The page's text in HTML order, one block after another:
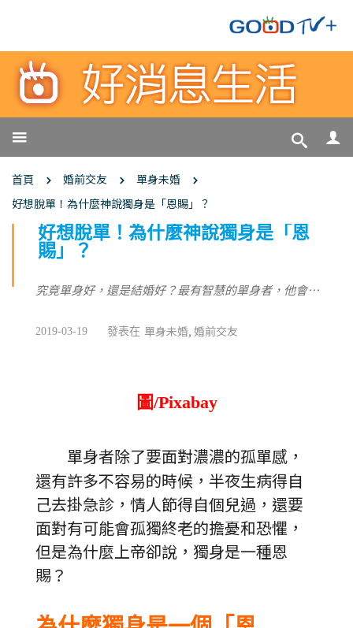
首頁 婚前交友
單身未婚
好想脫單！為什麼神說獨身是「恩賜」？
好想脫單！為什麼神說獨身是「恩
賜」？
究竟單身好，還是結婚好？最有智慧的單身者，他會…
2019-03-19 發表在 單身未婚 婚前交友
圖/Pixabay
單身者除了要面對濃濃的孤單感，
還有許多不容易的時候，半夜生病得自
己去掛急診，情人節得自個兒過，還要
面對有可能會孤獨終老的擔憂和恐懼，
但是為什麼上帝卻說，獨身是一種恩
賜？